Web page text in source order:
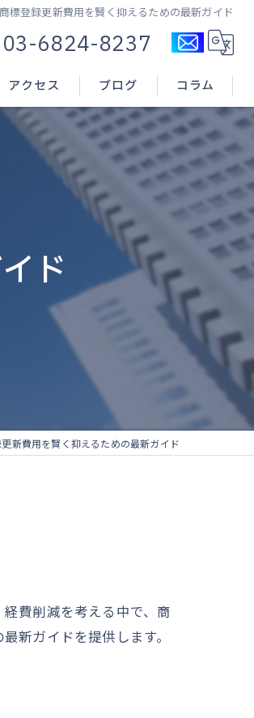
商標登録更新費用を賢く抑えるための最新ガイド
03-6824-8237
アクセス ブログ コラム
ド
新費用を賢く抑えるための最新ガイド
費削減を考える中で、商
新ガイドを提供します。